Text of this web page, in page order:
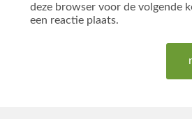
deze browser voor de volgende
een reactie plaats.